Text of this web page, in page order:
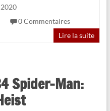
0 Commentaires
Lire la suite
Spider-Man: